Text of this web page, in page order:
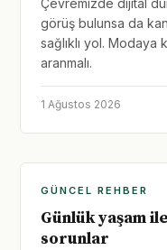
Çevremizde dijital
görüş bulunsa da
sağlıklı yol. Modaya
aranmalı.
1 Ağustos 2026
GÜNCEL REHBER
Günlük yaşam
sorunlar